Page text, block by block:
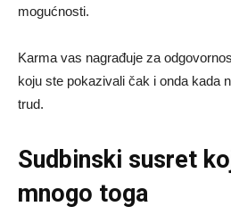
mogućnosti.
Karma vas nagrađuje za
koju ste pokazivali čak i onda kada
trud.
Sudbinski susret
mnogo toga